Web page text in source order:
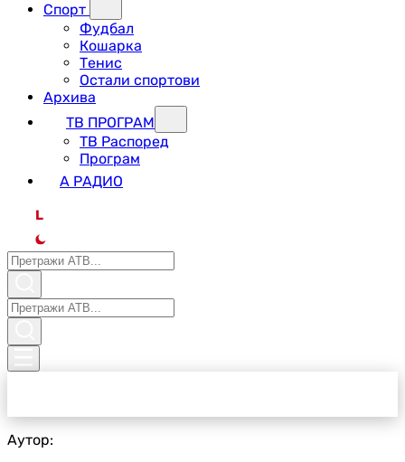
Спорт
Фудбал
Кошарка
Тенис
Остали спортови
Архива
ТВ ПРОГРАМ
ТВ Распоред
Програм
А РАДИО
L
Аутор: